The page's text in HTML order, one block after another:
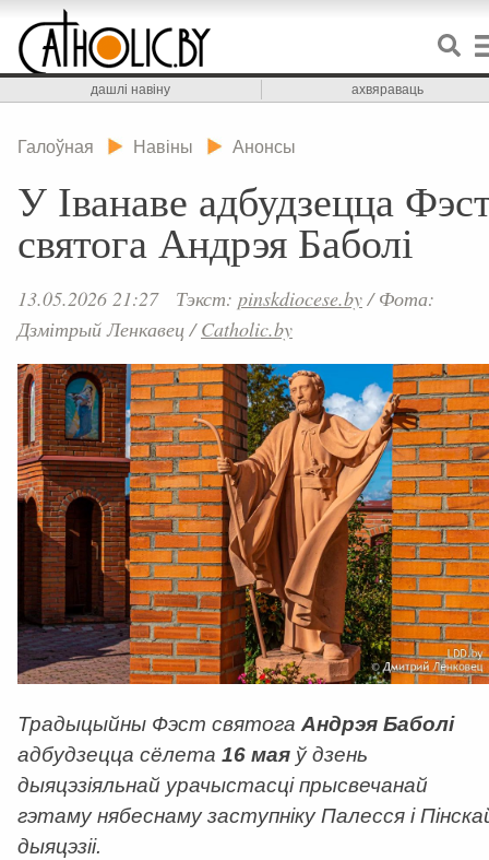
дашлі навіну ахвяраваць
Галоўная Навіны Анонсы
У Іванаве адбудзецца
святога Андрэя Баболі
13.05.2026 21:27 Тэкст: pinskdiocese.by/Фота:
Дзмітрый Ленкавец/Catholic.by
Традыцыйны Фэст святога Андрэя Баболі
адбудзецца сёлета 16 мая ў дзень
дыяцэзіяльнай урачыстасці прысвечанай
гэтаму нябеснаму заступніку Палесся і
дыяцэзіі.